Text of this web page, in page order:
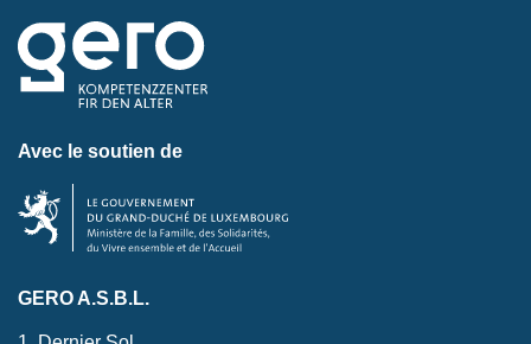
Avec le soutien de
GERO A.S.B.L.